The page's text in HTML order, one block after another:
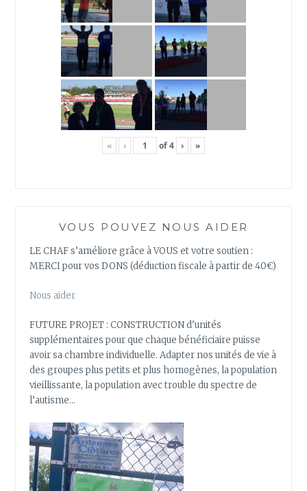
« ‹ of4 › »
VOUS POUVEZ NOUS AIDER
LE CHAF s’améliore grâce à VOUS et votre soutien :
MERCI pour vos DONS (déduction fiscale à partir de 40€)
Nous aider
FUTURE PROJET : CONSTRUCTION d’unités
supplémentaires pour que chaque bénéficiaire puisse
avoir sa chambre individuelle. Adapter nos unités de vie à
des groupes plus petits et plus homogènes, la population
vieillissante, la population avec trouble du spectre de
l’autisme…